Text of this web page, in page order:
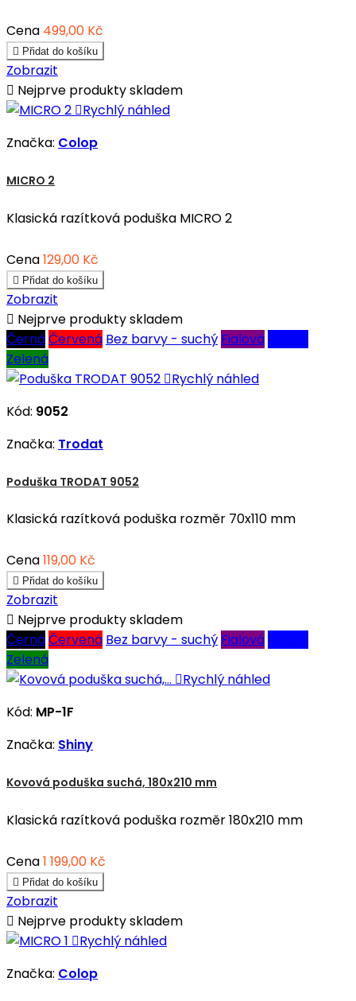
Cena 499,00 Kč
 Přidat do košíku
Zobrazit
 Nejprve produkty skladem
Rychlý náhled
Značka: Colop
MICRO 2
Klasická razítková poduška MICRO 2
Cena129,00 Kč
 Přidat do košíku
Zobrazit
 Nejprve produkty skladem
ČernáČervená Bez barvy - suchý Fialová
Zelená
Rychlý náhled
Kód: 9052
Značka: Trodat
Poduška TRODAT 9052
Klasická razítková poduška rozměr 70x110 mm
Cena119,00 Kč
 Přidat do košíku
Zobrazit
 Nejprve produkty skladem
ČernáČervená Bez barvy - suchý Fialová
Zelená
Rychlý náhled
Kód: MP-1F
Značka: Shiny
Kovová poduška suchá, 180x210 mm
Klasická razítková poduška rozměr 180x210 mm
Cena1 199,00 Kč
 Přidat do košíku
Zobrazit
 Nejprve produkty skladem
Rychlý náhled
Značka: Colop